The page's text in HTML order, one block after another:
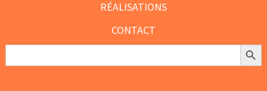
RÉALISATIONS
CONTACT
Search
Search